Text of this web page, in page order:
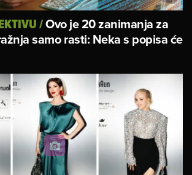
/Ovo je 20 zanimanja za
samo rasti: Neka s popisa će